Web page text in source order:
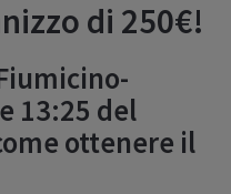
di 250€!
13:25 del
ottenere il